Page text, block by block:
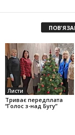
Листи
Триває передплата
“Голос з-над Бугу”